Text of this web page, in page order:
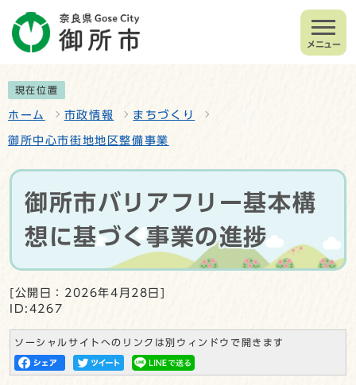
メニュー
現在位置
ホーム 市政情報 まちづくり
御所中心市街地地区整備事業
御所市バリアフリー基本構
想に基づく事業の進捗
[公開日：2026年4月28日]
ID:4267
ソーシャルサイトへのリンクは別ウィンドウで開きます